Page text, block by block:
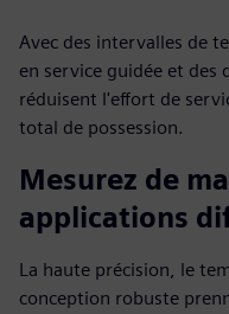
Avec des intervalles de
en service guidée et des
réduisent l'effort de
total de possession.
Mesurez de
applications
La haute précision, le
conception robuste